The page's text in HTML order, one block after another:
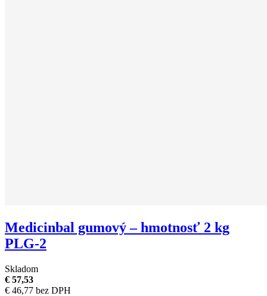
Medicinbal gumový – hmotnosť 2 kg
PLG-2
Skladom
€ 57,53
€ 46,77 bez DPH